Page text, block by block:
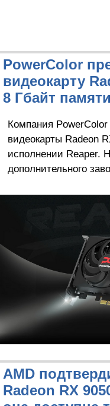
PowerColor
видеокарту
8 Гбайт памяти
Компания
видеокарты Radeon
исполнении Reaper.
дополнительного
AMD
Radeon RX